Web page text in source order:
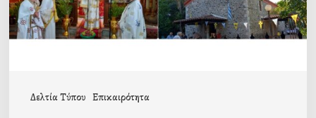
Δελτία Τύπου Επικαιρότητα
σε
Μεταμόρφωση